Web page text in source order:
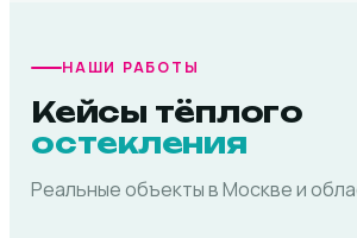
НАШИ РАБОТЫ
Кейсы тёплого
остекления
Реальные объекты в Москве и